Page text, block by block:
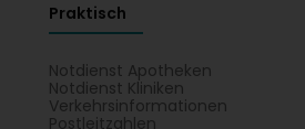
Praktisch
Notdienst Apotheken
Notdienst Kliniken
Verkehrsinformationen
Postleitzahlen